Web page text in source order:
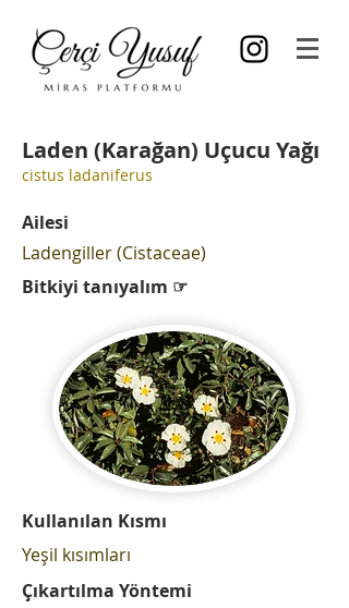
Laden (Karağan) Uçucu Yağı
cistus ladaniferus
Ailesi
Ladengiller (Cistaceae)
Bitkiyi tanıyalım ☞
Kullanılan Kısmı
Yeşil kısımları
Çıkartılma Yöntemi